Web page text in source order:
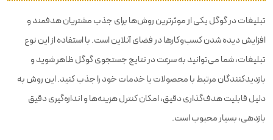
تبلیغات در گوگل یکی از موثرترین روش‌ها برای جذب مشتریان هدفمند و
افزایش دیده شدن کسب‌وکارها در فضای آنلاین است. با استفاده از این نوع
تبلیغات، شما می‌توانید به سرعت در نتایج جستجوی گوگل ظاهر شوید و
بازدیدکنندگان مرتبط با محصولات یا خدمات خود را جذب کنید. این روش به
دلیل قابلیت هدف‌گذاری دقیق، امکان کنترل هزینه‌ها و اندازه‌گیری دقیق
بازدهی، بسیار محبوب است.